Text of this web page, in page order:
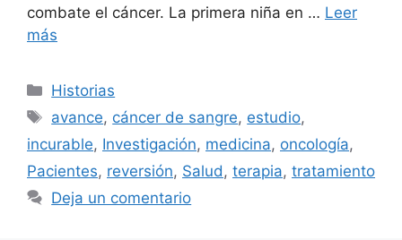
combate el cáncer. La primera niña en … Leer
más
Categorías
Historias
Etiquetas
avance, cáncer de sangre, estudio,
incurable, Investigación, medicina, oncología,
Pacientes, reversión, Salud , terapia, tratamiento
Deja un comentario